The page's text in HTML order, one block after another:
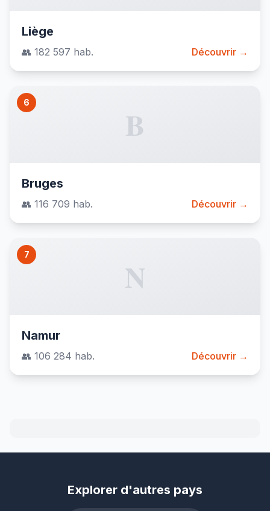
Liège
👥 182 597 hab. Découvrir →
6
B
Bruges
👥 116 709 hab. Découvrir →
7
N
Namur
👥 106 284 hab. Découvrir →
Explorer d'autres pays